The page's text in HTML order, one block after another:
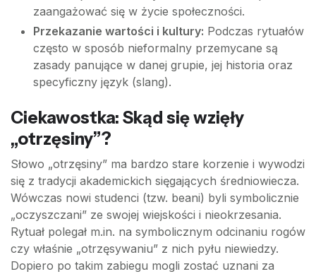
zaangażować się w życie społeczności.
Przekazanie wartości i kultury: Podczas rytuałów
często w sposób nieformalny przemycane są
zasady panujące w danej grupie, jej historia oraz
specyficzny język (slang).
Ciekawostka: Skąd się wzięły
„otrzęsiny”?
Słowo „otrzęsiny” ma bardzo stare korzenie i wywodzi
się z tradycji akademickich sięgających średniowiecza.
Wówczas nowi studenci (tzw. beani) byli symbolicznie
„oczyszczani” ze swojej wiejskości i nieokrzesania.
Rytuał polegał m.in. na symbolicznym odcinaniu rogów
czy właśnie „otrzęsywaniu” z nich pyłu niewiedzy.
Dopiero po takim zabiegu mogli zostać uznani za